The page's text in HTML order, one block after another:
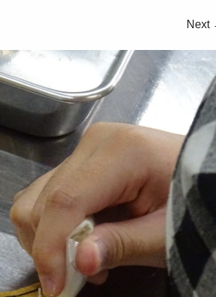
Next